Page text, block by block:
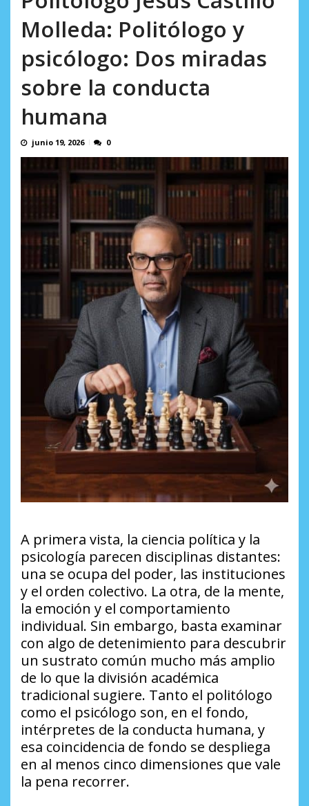
Molleda: Politólogo y
psicólogo: Dos miradas
sobre la conducta
humana
junio 19, 2026 0
A primera vista, la ciencia política y la
psicología parecen disciplinas distantes:
una se ocupa del poder, las instituciones
y el orden colectivo. La otra, de la mente,
la emoción y el comportamiento
individual. Sin embargo, basta examinar
con algo de detenimiento para descubrir
un sustrato común mucho más amplio
de lo que la división académica
tradicional sugiere. Tanto el politólogo
como el psicólogo son, en el fondo,
intérpretes de la conducta humana, y
esa coincidencia de fondo se despliega
en al menos cinco dimensiones que vale
la pena recorrer.